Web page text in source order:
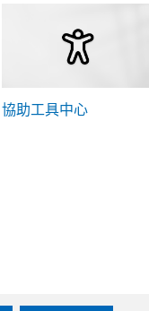
協助工具中心